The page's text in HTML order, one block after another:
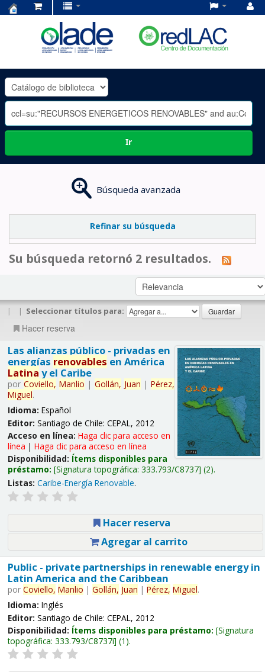
OLADE
-
Ir
Búsqueda avanzada
Refinar su búsqueda
Su búsqueda retornó 2 resultados.
| | Seleccionar títulos para:
Hacer reserva
Las alianzas público - privadas en
energías renovables en América
Latina y el Caribe
por Coviello, Manlio | Gollán, Juan | Pérez,
Miguel.
Idioma: Español
Editor: Santiago de Chile: CEPAL, 2012
Acceso en línea: Haga clic para acceso en
línea | Haga clic para acceso en línea
Disponibilidad: Ítems disponibles para
préstamo: Signatura topográfica: 333.793/C8737 (2).
Listas: Caribe-Energía Renovable.
Hacer reserva
Agregar al carrito
Public - private partnerships in renewable energy in
Latin America and the Caribbean
por Coviello, Manlio | Gollán, Juan | Pérez, Miguel.
Idioma: Inglés
Editor: Santiago de Chile: CEPAL, 2012
Disponibilidad: Ítems disponibles para préstamo: Signatura
topográfica: 333.793/C8737i (1).